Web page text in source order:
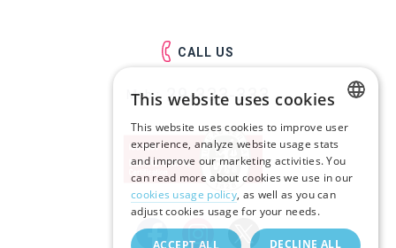
CALL US
Mob.: 29-333-333
RUSSIAN
This website uses cookies
This website uses cookies to improve user
experience, analyze website usage stats
and improve our marketing activities. You
can read more about cookies we use in our
cookies usage policy, as well as you can
adjust cookies usage for your needs.
ACCEPT ALL DECLINE ALL